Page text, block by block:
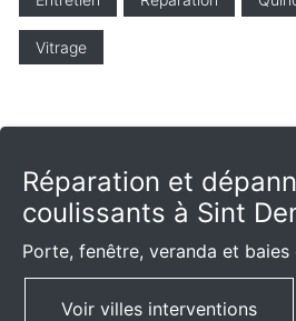
Vitrage
Réparation et
coulissants à Sint
Porte, fenêtre, veranda et baies
Voir villes interventions